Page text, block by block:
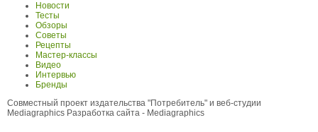
Новости
Тесты
Обзоры
Советы
Рецепты
Мастер-классы
Видео
Интервью
Бренды
Совместный проект издательства "Потребитель" и веб-студии
Mediagraphics Разработка сайта - Mediagraphics